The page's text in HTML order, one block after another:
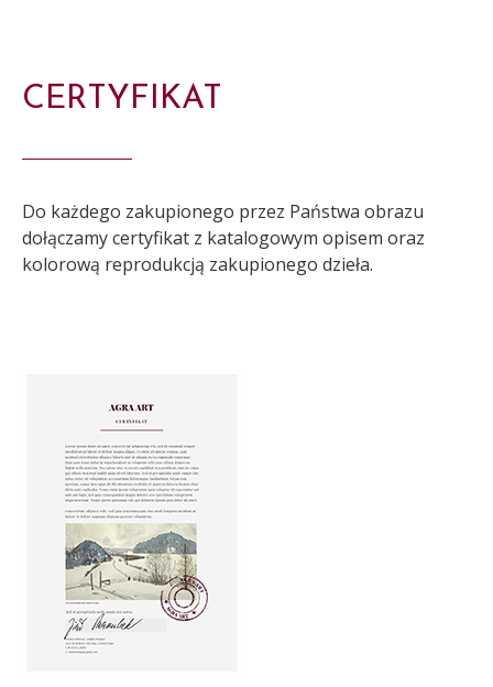
CERTYFIKAT
Do każdego zakupionego przez Państwa obrazu
dołączamy certyfikat z katalogowym opisem oraz
kolorową reprodukcją zakupionego dzieła.